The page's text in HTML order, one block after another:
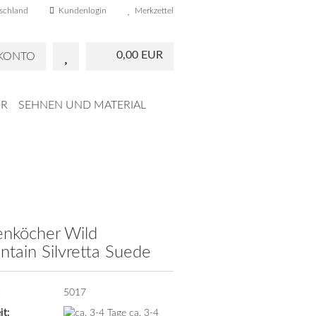
Kundenlogin Merkzettel
0,00 EUR
SEHNEN UND MATERIAL
Wild
Silvretta Suede
5017
ca. 3-4